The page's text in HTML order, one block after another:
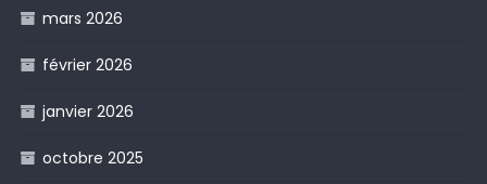
mars 2026
février 2026
janvier 2026
octobre 2025